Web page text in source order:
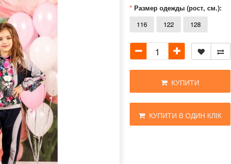
Размер одежды (рост, см.):
116
122 128
КУПИТИ
КУПИТИ В ОДИН КЛІК